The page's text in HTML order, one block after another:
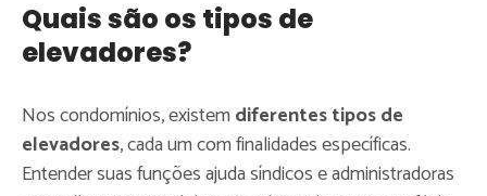
Quais são os tipos de
elevadores?
Nos condomínios, existem diferentes tipos de
elevadores, cada um com finalidades específicas.
Entender suas funções ajuda síndicos e administradoras